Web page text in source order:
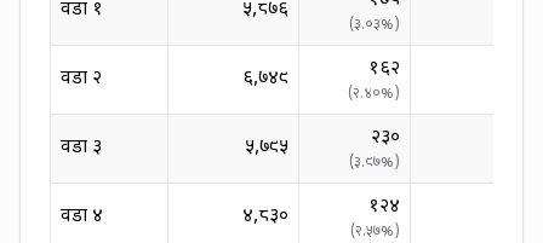
वडा १ ५,८७६
(३.०३%)
वडा २ ६,७४९ १६२
(२.४०%)
वडा ३ ५,७९५ २३०
(३.९७%)
वडा ४ ४,८३० १२४
(२.५७%)